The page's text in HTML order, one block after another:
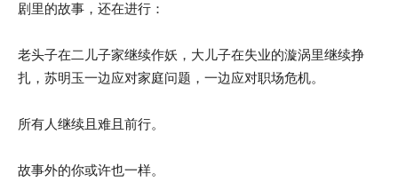
剧里的故事，还在进行：
老头子在二儿子家继续作妖，大儿子在失业的漩涡里继续挣
扎，苏明玉一边应对家庭问题，一边应对职场危机。
所有人继续且难且前行。
故事外的你或许也一样。